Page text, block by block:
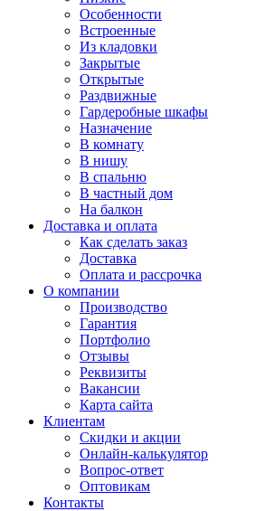
Особенности
Встроенные
Из кладовки
Закрытые
Открытые
Раздвижные
Гардеробные шкафы
Назначение
В комнату
В нишу
В спальню
В частный дом
На балкон
Доставка и оплата
Как сделать заказ
Доставка
Оплата и рассрочка
О компании
Производство
Гарантия
Портфолио
Отзывы
Реквизиты
Вакансии
Карта сайта
Клиентам
Скидки и акции
Онлайн-калькулятор
Вопрос-ответ
Оптовикам
Контакты